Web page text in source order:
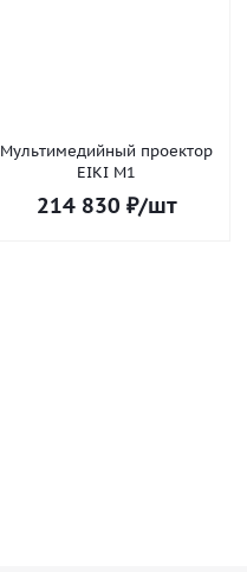
Мультимедийный проектор
EIKI M1
214 830 ₽/шт